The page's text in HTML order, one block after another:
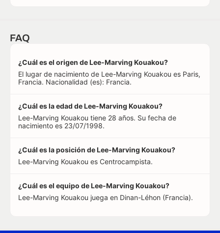
FAQ
¿Cuál es el origen de Lee-Marving Kouakou?
El lugar de nacimiento de Lee-Marving Kouakou es Paris,
Francia. Nacionalidad (es): Francia.
¿Cuál es la edad de Lee-Marving Kouakou?
Lee-Marving Kouakou tiene 28 años. Su fecha de
nacimiento es 23/07/1998.
¿Cuál es la posición de Lee-Marving Kouakou?
Lee-Marving Kouakou es Centrocampista.
¿Cuál es el equipo de Lee-Marving Kouakou?
Lee-Marving Kouakou juega en Dinan-Léhon (Francia).